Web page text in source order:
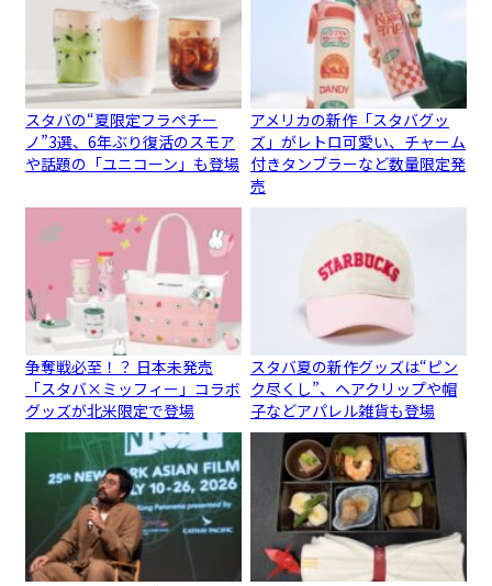
スタバの“夏限定フラペチー
ノ”3選、6年ぶり復活のスモア
や話題の「ユニコーン」も登場
アメリカの新作「スタバグッ
ズ」がレトロ可愛い、チャーム
付きタンブラーなど数量限定発
売
争奪戦必至！？ 日本未発売
「スタバ×ミッフィー」コラボ
グッズが北米限定で登場
スタバ夏の新作グッズは“ピン
ク尽くし”、ヘアクリップや帽
子などアパレル雑貨も登場